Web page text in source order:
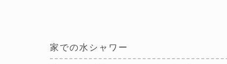
家での水シャワー